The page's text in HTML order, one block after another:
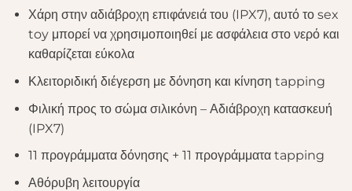
Χάρη στην αδιάβροχη επιφάνειά του (IPX7), αυτό το sex
toy μπορεί να χρησιμοποιηθεί με ασφάλεια στο νερό και
καθαρίζεται εύκολα
Κλειτοριδική διέγερση με δόνηση και κίνηση tapping
Φιλική προς το σώμα σιλικόνη – Αδιάβροχη κατασκευή
(IPX7)
11 προγράμματα δόνησης + 11 προγράμματα tapping
Αθόρυβη λειτουργία